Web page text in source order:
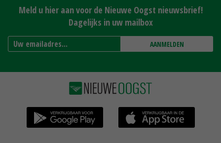
Meld u hier aan voor de Nieuwe Oogst nieuwsbrief!
Dagelijks in uw mailbox
AANMELDEN